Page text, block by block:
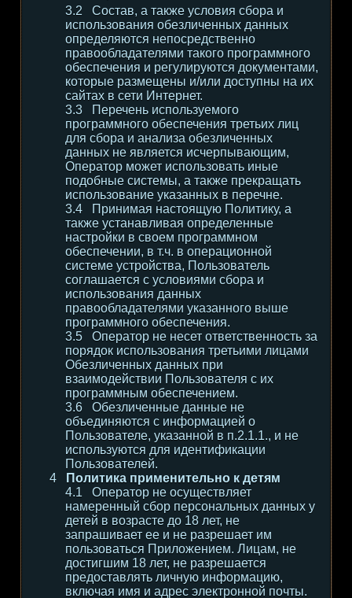
Состав, а также условия сбора и
использования обезличенных данных
определяются непосредственно
правообладателями такого программного
обеспечения и регулируются документами,
которые размещены и/или доступны на их
сайтах в сети Интернет.
Перечень используемого
программного обеспечения третьих лиц
для сбора и анализа обезличенных
данных не является исчерпывающим,
Оператор может использовать иные
подобные системы, а также прекращать
использование указанных в перечне.
Принимая настоящую Политику, а
также устанавливая определенные
настройки в своем программном
обеспечении, в т.ч. в операционной
системе устройства, Пользователь
соглашается с условиями сбора и
использования данных
правообладателями указанного выше
программного обеспечения.
Оператор не несет ответственность за
порядок использования третьими лицами
Обезличенных данных при
взаимодействии Пользователя с их
программным обеспечением.
Обезличенные данные не
объединяются с информацией о
Пользователе, указанной в п.2.1.1., и не
используются для идентификации
Пользователей.
Политика применительно к детям
Оператор не осуществляет
намеренный сбор персональных данных у
детей в возрасте до 18 лет, не
запрашивает ее и не разрешает им
пользоваться Приложением. Лицам, не
достигшим 18 лет, не разрешается
предоставлять личную информацию,
включая имя и адрес электронной почты.